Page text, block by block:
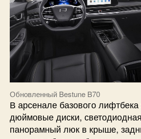
Обновленный Bestune B70
В арсенале базового лифтбека
дюймовые диски,
панорамный люк в крыше,